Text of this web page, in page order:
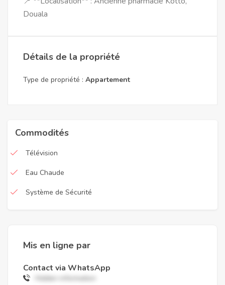
Douala
Détails de la propriété
Type de propriété : Appartement
Commodités
Télévision
Eau Chaude
Système de Sécurité
Mis en ligne par
Contact via WhatsApp
Hidden information